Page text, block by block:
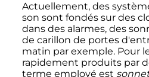
Actuellement, des
son sont fondés sur des
dans des alarmes, des
de carillon de portes
matin par exemple. Pour
rapidement produits par
terme employé est